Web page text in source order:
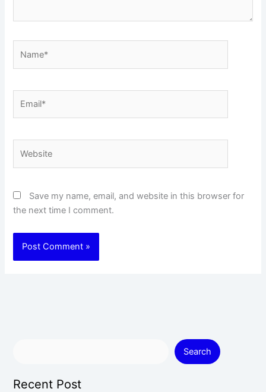
Save my name, email, and website in this browser for
the next time I comment.
Search
Recent Post